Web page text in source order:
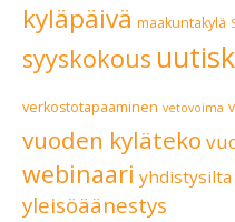
kyläpäivä maakuntakylä
syyskokous
verkostotapaaminen vetovoima
vuoden kyläteko
webinaari yhdistysilta
yleisöäänestys